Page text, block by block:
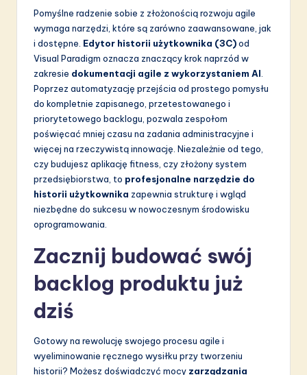
Pomyślne radzenie sobie z złożonością rozwoju agile
wymaga narzędzi, które są zarówno zaawansowane, jak
i dostępne. Edytor historii użytkownika (3C)od
Visual Paradigm oznacza znaczący krok naprzód w
zakresie dokumentacji agile z wykorzystaniem AI
Poprzez automatyzację przejścia od prostego pomysłu
do kompletnie zapisanego, przetestowanego i
priorytetowego backlogu, pozwala zespołom
poświęcać mniej czasu na zadania administracyjne i
więcej na rzeczywistą innowację. Niezależnie od tego,
czy budujesz aplikację fitness, czy złożony system
przedsiębiorstwa, to profesjonalne narzędzie do
historii użytkownika zapewnia strukturę i wgląd
niezbędne do sukcesu w nowoczesnym środowisku
oprogramowania.
Zacznij budować swój
backlog produktu już
dziś
Gotowy na rewolucję swojego procesu agile i
wyeliminowanie ręcznego wysiłku przy tworzeniu
historii? Możesz doświadczyć mocy zarządzania